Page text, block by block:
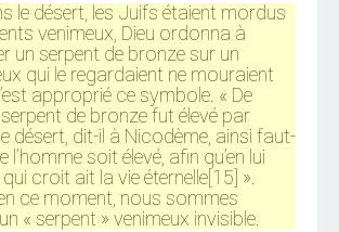
le désert, les Juifs étaient mordus
venimeux, Dieu ordonna à
un serpent de bronze sur un
qui le regardaient ne mouraient
approprié ce symbole. « De
de bronze fut élevé par
désert, dit-il à Nicodème, ainsi faut-
l’homme soit élevé, afin qu’en lui
croit ait la vie éternelle[15] ».
ce moment, nous sommes
« serpent » venimeux invisible.